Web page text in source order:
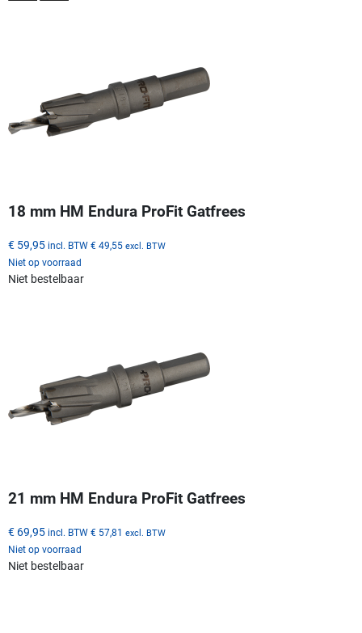
18 mm HM Endura ProFit Gatfrees
€ 59,95 incl. BTW € 49,55 excl. BTW
Niet op voorraad
Niet bestelbaar
21 mm HM Endura ProFit Gatfrees
€ 69,95 incl. BTW € 57,81 excl. BTW
Niet op voorraad
Niet bestelbaar